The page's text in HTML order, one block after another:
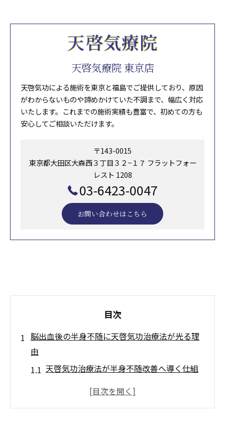
天啓気療院 東京店
天啓気功による施術を東京と福島でご提供しており、原因
がわからないものや諦めかけていた不調まで、幅広く対応
いたします。これまでの施術実績も豊富で、初めての方も
安心してご相談いただけます。
〒143-0015
東京都大田区大森西３丁目３２−１７ フラットフォー
レスト 1208
03-6423-0047
お問い合わせはこちら
目次
脳出血後の半身不随に天啓気功治療法が光る理
由
天啓気功治療法が半身不随改善へ導く仕組
脳出血後の新たな可能性を天啓気功治療法